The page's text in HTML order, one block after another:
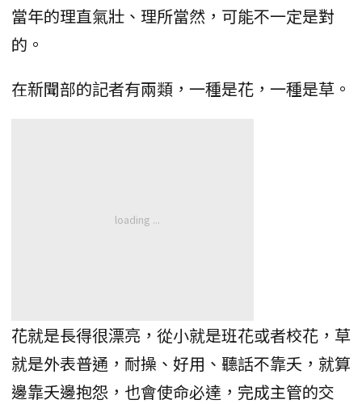
當年的理直氣壯、理所當然，可能不一定是對
的。
在新聞部的記者有兩類，一種是花，一種是草。
花就是長得很漂亮，從小就是班花或者校花，草
就是外表普通，耐操、好用、聽話不靠夭，就算
邊靠夭邊抱怨，也會使命必達，完成主管的交